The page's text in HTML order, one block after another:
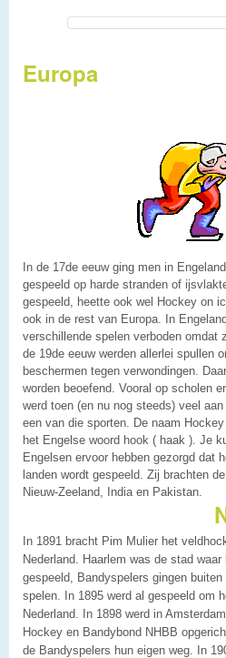
Europa
In de 17de eeuw ging men in
gespeeld op harde stranden of
gespeeld, heette ook wel Hockey on
ook in de rest van Europa. In
verschillende spelen verboden omdat
de 19de eeuw werden allerlei spullen
beschermen tegen verwondingen.
worden beoefend. Vooral op scholen
werd toen (en nu nog steeds) veel
een van die sporten. De naam
het Engelse woord hook ( haak ). Je
Engelsen ervoor hebben gezorgd dat
landen wordt gespeeld. Zij brachten
Nieuw-Zeeland, India en Pakistan.
In 1891 bracht Pim Mulier het
Nederland. Haarlem was de stad
gespeeld, Bandyspelers gingen
spelen. In 1895 werd al gespeeld om
Nederland. In 1898 werd in
Hockey en Bandybond NHBB
de Bandyspelers hun eigen weg. In